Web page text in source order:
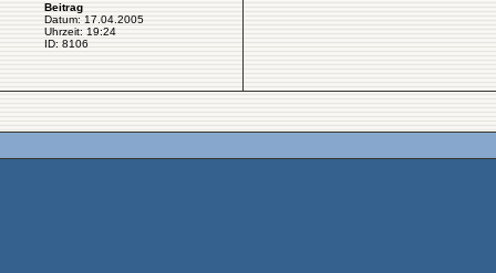
Beitrag
Datum: 17.04.2005
Uhrzeit: 19:24
ID: 8106